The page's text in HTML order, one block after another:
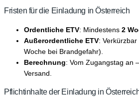
Fristen für die Einladung in Österreich
Ordentliche ETV: Mindestens 2
Außerordentliche ETV:
Woche bei Brandgefahr).
Berechnung: Vom Zugangstag an
Versand.
Pflichtinhalte der Einladung in